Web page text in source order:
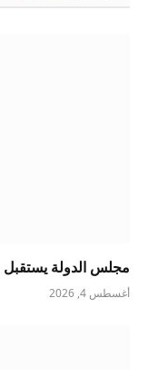
مجلس الدولة يستقبل
أغسطس 4, 2026